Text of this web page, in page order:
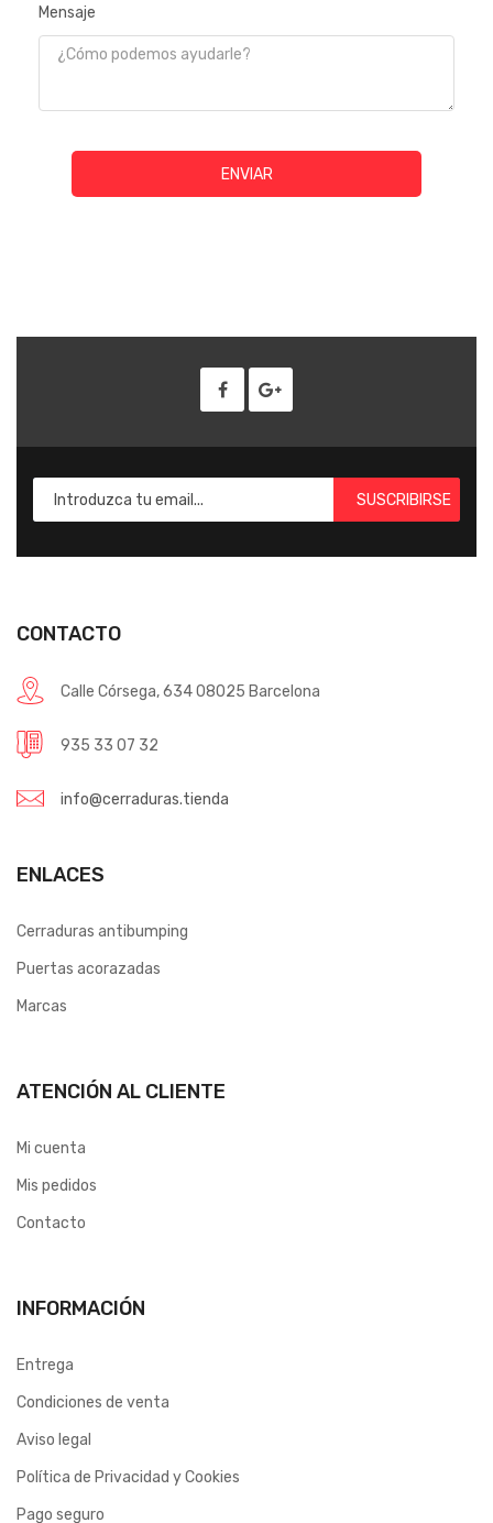
Mensaje
SUSCRIBIRSE
CONTACTO
Calle Córsega, 634 08025 Barcelona
935 33 07 32
info@cerraduras.tienda
ENLACES
Cerraduras antibumping
Puertas acorazadas
Marcas
ATENCIÓN AL CLIENTE
Mi cuenta
Mis pedidos
Contacto
INFORMACIÓN
Entrega
Condiciones de venta
Aviso legal
Política de Privacidad y Cookies
Pago seguro